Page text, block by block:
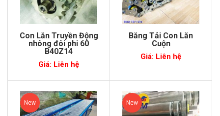
Con Lăn Truyền Động
nhông đôi phi 60
B40Z14
Giá: Liên hệ
Băng Tải Con Lăn
Cuộn
Giá: Liên hệ
New New